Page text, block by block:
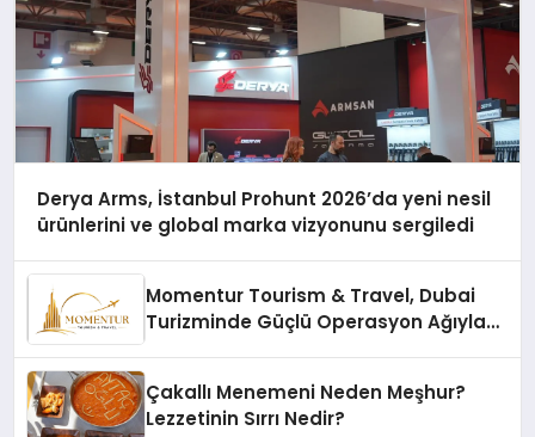
Derya Arms, İstanbul Prohunt 2026’da yeni nesil
ürünlerini ve global marka vizyonunu sergiledi
Momentur Tourism & Travel, Dubai
Turizminde Güçlü Operasyon Ağıyla
Çakallı Menemeni Neden Meşhur?
Lezzetinin Sırrı Nedir?